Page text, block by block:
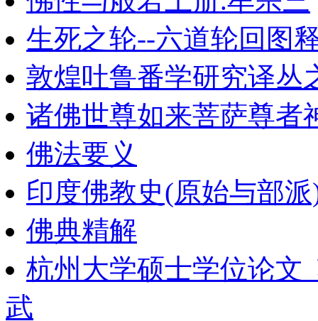
生死之轮--六道轮回图
敦煌吐鲁番学研究译丛
诸佛世尊如来菩萨尊者
佛法要义
印度佛教史(原始与部
佛典精解
杭州大学硕士学位论文
武